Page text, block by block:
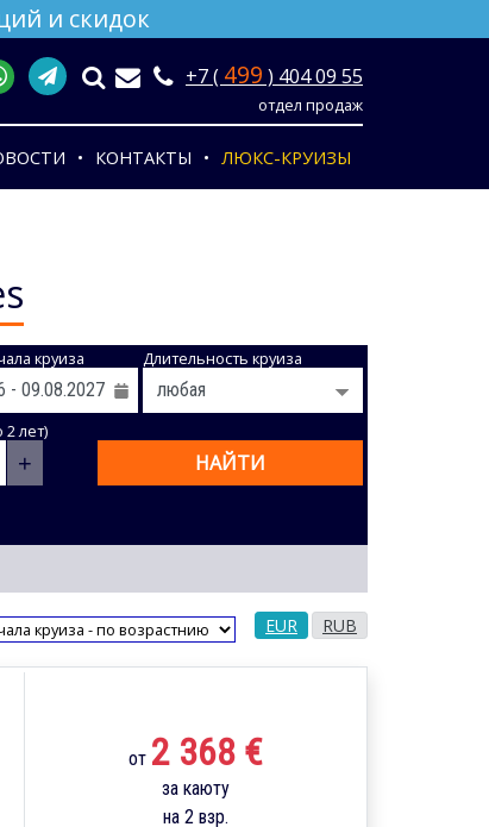
и скидок
+7 ( 499 ) 404 09 55
отдел продаж
КОНТАКТЫ ЛЮКС-КРУИЗЫ
круиза Длительность круиза
лет)
+ НАЙТИ
EUR RUB
от 2 368 €
за каюту
на 2 взр.